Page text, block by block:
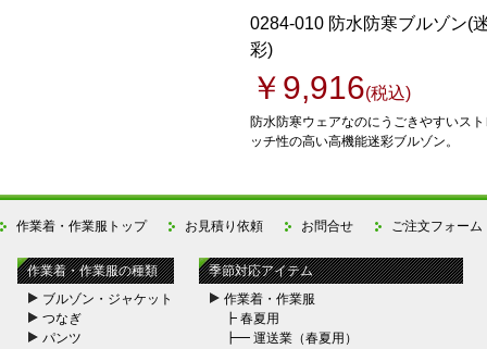
0284-010 防水防寒ブルゾン(
彩)
￥9,916(税込)
防水防寒ウェアなのにうごきやすいス
ッチ性の高い高機能迷彩ブルゾン。
作業着・作業服トップ お見積り依頼 お問合せ ご注文フォーム
作業着・作業服の種類
ブルゾン・ジャケット
つなぎ
パンツ
季節対応アイテム
作業着・作業服
┣春夏用
┣━運送業（春夏用）